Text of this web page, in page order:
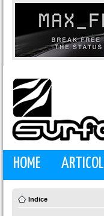
HOME ARTICOLI
Indice